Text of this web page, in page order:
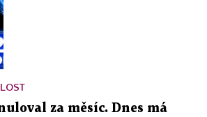
za měsíc. Dnes má